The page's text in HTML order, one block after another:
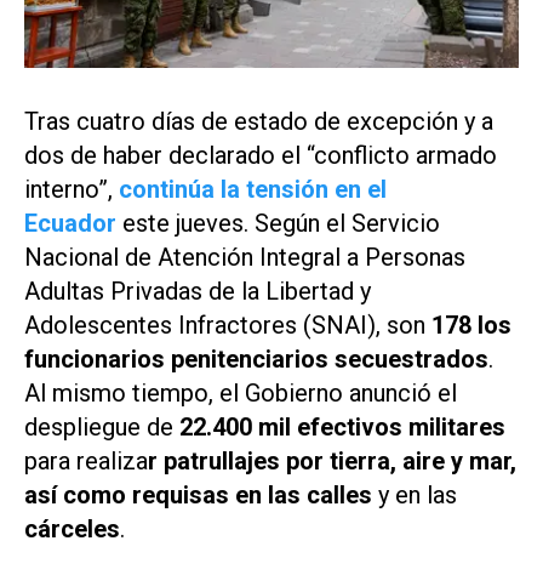
Tras cuatro días de estado de excepción y a
dos de haber declarado el “conflicto armado
interno”, continúa la tensión en el
Ecuador este jueves. Según el Servicio
Nacional de Atención Integral a Personas
Adultas Privadas de la Libertad y
Adolescentes Infractores (SNAI), son 178 los
funcionarios penitenciarios secuestrados.
Al mismo tiempo, el Gobierno anunció el
despliegue de 22.400 mil efectivos militares
para realizar patrullajes por tierra, aire y mar,
así como requisas en las calles y en las
cárceles.